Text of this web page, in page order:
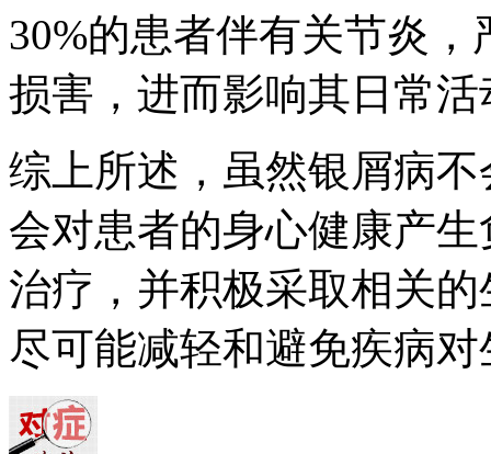
30%的患者伴有关节炎
损害，进而影响其日常
综上所述，虽然银屑病
会对患者的身心健康产
治疗，并积极采取相关
尽可能减轻和避免疾病